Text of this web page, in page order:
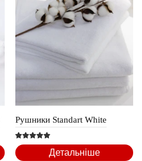
Рушники Standart White
Детальніше